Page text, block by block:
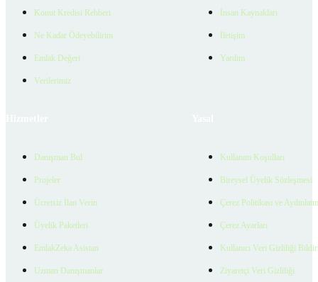
Konut Kredisi Rehberi
Ne Kadar Ödeyebilirim
Emlak Değeri
Verilerimiz
İnsan Kaynakları
İletişim
Yardım
Danışman Bul
Projeler
Ücretsiz İlan Verin
Üyelik Paketleri
EmlakZeka Asistan
Uzman Danışmanlar
Kullanım Koşulları
Bireysel Üyelik Sözleşmesi
Çerez Politikası ve
Çerez Ayarları
Kullanıcı Veri Gizliliği
Ziyaretçi Veri Gizliliği